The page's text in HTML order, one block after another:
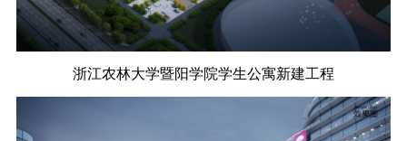
浙江农林大学暨阳学院学生公寓新建工程